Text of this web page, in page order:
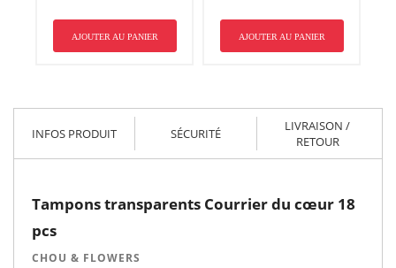
AJOUTER AU PANIER AJOUTER AU PANIER
INFOS PRODUIT SÉCURITÉ
LIVRAISON /
RETOUR
Tampons transparents Courrier du cœur 18
pcs
CHOU & FLOWERS